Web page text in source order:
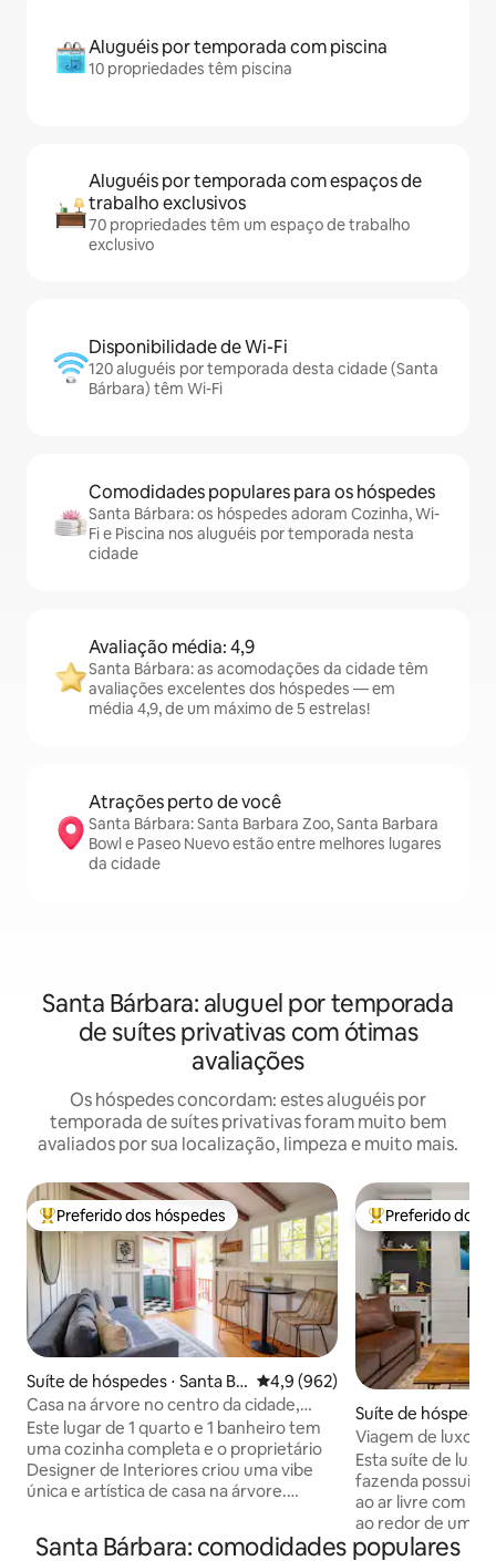
Aluguéis por temporada com piscina
10 propriedades têm piscina
Aluguéis por temporada com espaços de
trabalho exclusivos
70 propriedades têm um espaço de trabalho
exclusivo
Disponibilidade de Wi-Fi
120 aluguéis por temporada desta cidade (Santa
Bárbara) têm Wi-Fi
Comodidades populares para os hóspedes
Santa Bárbara: os hóspedes adoram Cozinha, Wi-
Fi e Piscina nos aluguéis por temporada nesta
cidade
Avaliação média: 4,9
Santa Bárbara: as acomodações da cidade têm
avaliações excelentes dos hóspedes — em
média 4,9, de um máximo de 5 estrelas!
Atrações perto de você
Santa Bárbara: Santa Barbara Zoo, Santa Barbara
Bowl e Paseo Nuevo estão entre melhores lugares
da cidade
Santa Bárbara: aluguel por temporada
de suítes privativas com ótimas
avaliações
Os hóspedes concordam: estes aluguéis por
temporada de suítes privativas foram muito bem
avaliados por sua localização, limpeza e muito mais.
Entre os melhores preferidos dos hóspedes
Preferido dos hóspedes
Suíte de hóspedes ⋅ Santa Ba
rbara
4,9 de uma avaliação média de
4,9 (962)
Casa na árvore no centro da cidade,
vista para a montanha, bicicletas
Este lugar de 1 quarto e 1 banheiro tem
uma cozinha completa e o proprietário
Designer de Interiores criou uma vibe
única e artística de casa na árvore.
montanha, jardins encantadores e área
de estar ao ar livre. Caminhe até
Entre os
Preferido dos
Suíte de hóspedes
arbara
Viagem de luxo
e deck grande
Esta suíte de
fazenda possui
ao ar livre com
ao redor de uma
encontrará uma
Santa Bárbara: comodidades populares